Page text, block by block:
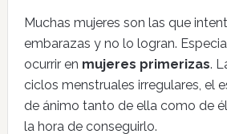
Muchas mujeres son las que
embarazas y no lo logran.
ocurrir en mujeres primerizas.
ciclos menstruales irregulares, el
de ánimo tanto de ella como de
la hora de conseguirlo.